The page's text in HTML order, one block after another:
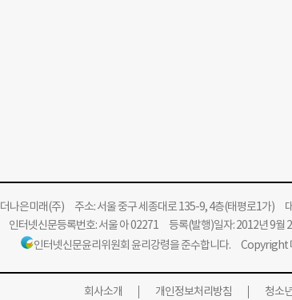
더나은미래(주)주소: 서울 중구 세종대로 135-9, 4층(태평로1가)
인터넷신문등록번호: 서울 아 02271 등록(발행)일자: 2012년 9
인터넷신문윤리위원회 윤리강령을 준수합니다. Copyright
회사소개 개인정보처리방침 청소